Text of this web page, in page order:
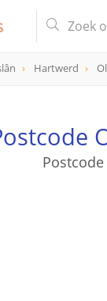
Hartwerd